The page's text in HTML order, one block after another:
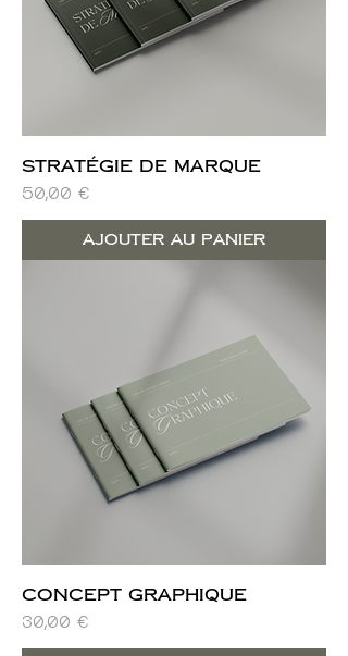
Stratégie de marque
Prix
50,00 €
Ajouter au panier
Concept graphique
Prix
30,00 €